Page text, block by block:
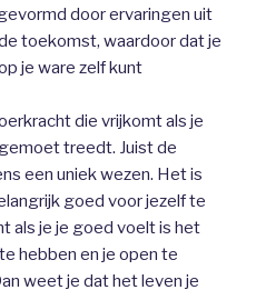
door ervaringen uit
toekomst, waardoor dat je
je ware zelf kunt
die vrijkomt als je
treedt. Juist de
een uniek wezen. Het is
goed voor jezelf te
als je je goed voelt is het
hebben en je open te
weet je dat het leven je